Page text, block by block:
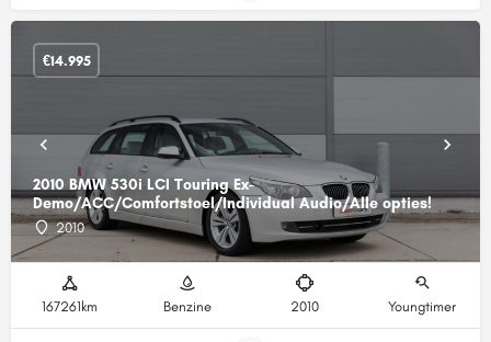
2010 BMW 530i LCI Touring Ex-
Demo/ACC/Comfortstoel/Individual Audio/Alle opties!
2010
€14.995
167261km Benzine 2010 Youngtimer